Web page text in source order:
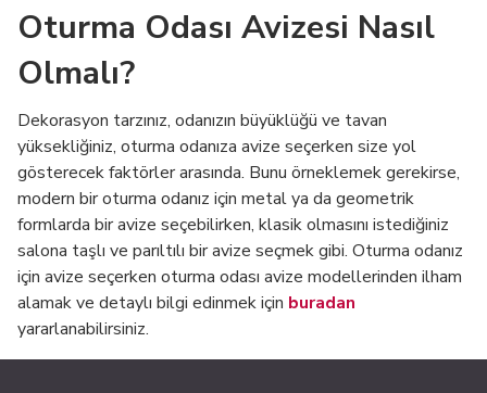
Oturma Odası Avizesi Nasıl
Olmalı?
Dekorasyon tarzınız, odanızın büyüklüğü ve tavan
yüksekliğiniz, oturma odanıza avize seçerken size yol
gösterecek faktörler arasında. Bunu örneklemek gerekirse,
modern bir oturma odanız için metal ya da geometrik
formlarda bir avize seçebilirken, klasik olmasını istediğiniz
salona taşlı ve parıltılı bir avize seçmek gibi. Oturma odanız
için avize seçerken oturma odası avize modellerinden ilham
alamak ve detaylı bilgi edinmek için buradan
yararlanabilirsiniz.